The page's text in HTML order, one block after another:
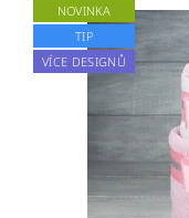
NOVINKA
TIP
VÍCE DESIGNŮ